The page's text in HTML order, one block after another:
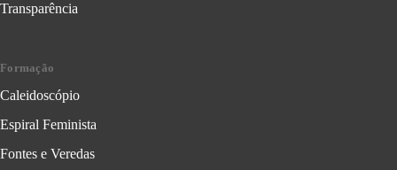
Transparência
Formação
Caleidoscópio
Espiral Feminista
Fontes e Veredas